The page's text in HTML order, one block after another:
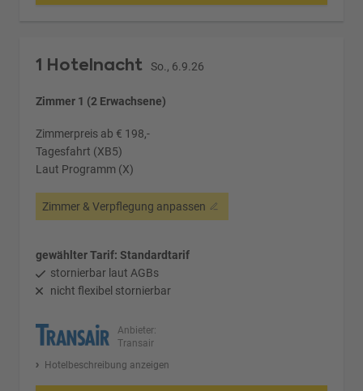
1 Hotelnacht So., 6.9.26
Zimmer 1 (2 Erwachsene)
Zimmerpreis ab € 198,-
Tagesfahrt (XB5)
Laut Programm (X)
Zimmer & Verpflegung anpassen
gewählter Tarif: Standardtarif
stornierbar laut AGBs
nicht flexibel stornierbar
Anbieter:
Transair
Hotelbeschreibung anzeigen